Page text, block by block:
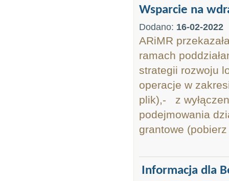
Wsparcie na
Dodano: 16-02-2022
ARiMR
ramach
strategii rozwoju
operacje w
plik),- z
podejmowania
grantowe
Informacja dla